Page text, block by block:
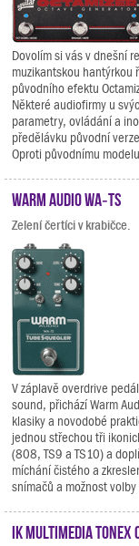
Dovolím si vás v dnešní
muzikantskou hantýrkou
původního efektu
Některé audiofirmy u
parametry, ovládání a
předělávku původní
Oproti původnímu
Warm Audio WA‑TS
Zelení čertíci v krabičce.
V záplavě overdrive
sound, přichází Warm
klasiky a novodobé
jednou střechou tři
(808, TS9 a TS10) a
míchání čistého a
snímačů a možnost
IK Multimedia TONEX